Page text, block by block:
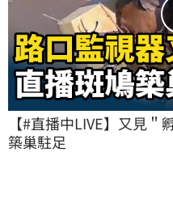
【#直播中LIVE】又見
築巢駐足